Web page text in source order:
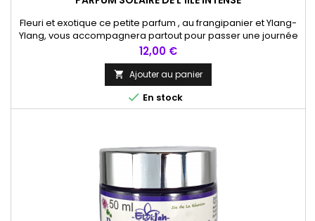
Fleuri et exotique ce petite parfum , au frangipanier et Ylang-
Ylang, vous accompagnera partout pour passer une journée
positive et sereine. A appliquer sur poignet, cou ou plexus.
Prix
12,00 €
 Ajouter au panier
 En stock